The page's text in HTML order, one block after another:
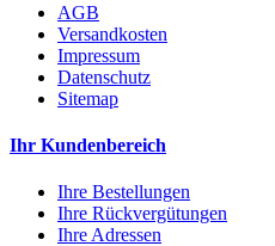
AGB
Versandkosten
Impressum
Datenschutz
Sitemap
Ihr Kundenbereich
Ihre Bestellungen
Ihre Rückvergütungen
Ihre Adressen